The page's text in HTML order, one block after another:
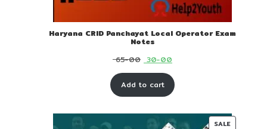
Haryana CRID Panchayat Local Operator Exam
Notes
65-00 Original
price
was:
00.
30-00Current
price
is:
00.
Add to cart
SALE